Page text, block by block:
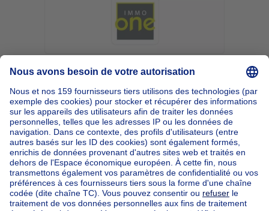
Accueil Belgique
Bruxelles (province)
Bruxelles (arrondissement)
Acheter votre maison à Anderlecht
Nos maisons hors de la Belgique
Maison à vendre France
Maison à vendre Espagne